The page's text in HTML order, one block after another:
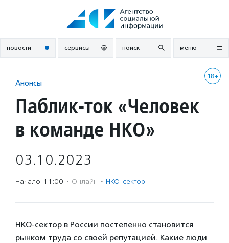
новости сервисы поиск меню
18+
Анонсы
Паблик-ток «Человек
в команде НКО»
03.10.2023
Начало: 11:00 · Онлайн · НКО-сектор
НКО-сектор в России постепенно становится
рынком труда со своей репутацией. Какие люди